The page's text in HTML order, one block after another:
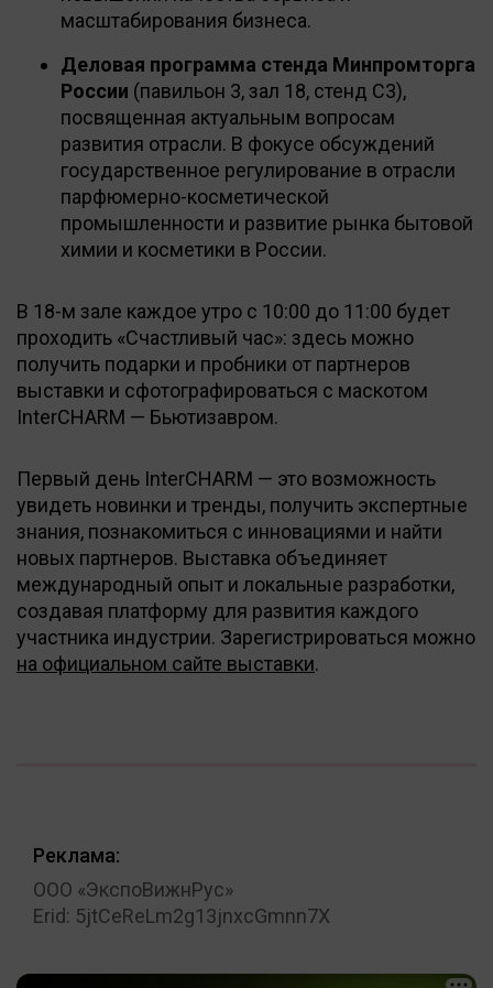
масштабирования бизнеса.
Деловая программа стенда Минпромторга
России (павильон 3, зал 18, стенд С3),
посвященная актуальным вопросам
развития отрасли. В фокусе обсуждений
государственное регулирование в отрасли
парфюмерно-косметической
промышленности и развитие рынка бытовой
химии и косметики в России.
В 18-м зале каждое утро с 10:00 до 11:00 будет
проходить «Счастливый час»: здесь можно
получить подарки и пробники от партнеров
выставки и сфотографироваться с маскотом
InterCHARM — Бьютизавром.
Первый день InterCHARM — это возможность
увидеть новинки и тренды, получить экспертные
знания, познакомиться с инновациями и найти
новых партнеров. Выставка объединяет
международный опыт и локальные разработки,
создавая платформу для развития каждого
участника индустрии. Зарегистрироваться можно
на официальном сайте выставки.
Реклама:
ООО «ЭкспоВижнРус»
Erid: 5jtCeReLm2g13jnxcGmnn7X